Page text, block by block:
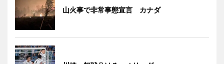
山火事で非常事態宣言 カナダ